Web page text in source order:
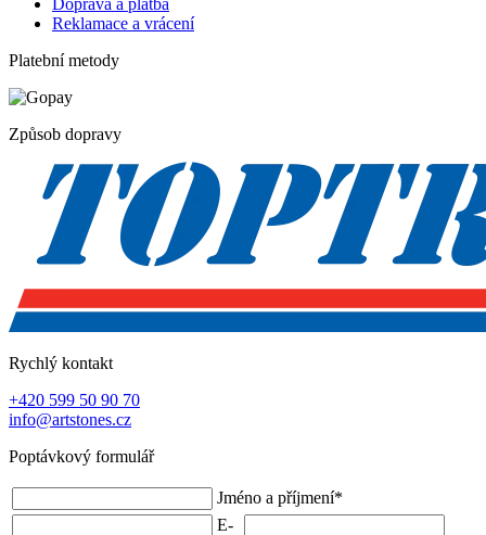
Reklamace a vrácení
Platební metody
Způsob dopravy
Rychlý kontakt
+420 599 50 90 70
info@artstones.cz
Poptávkový formulář
Jméno a příjmení*
E-